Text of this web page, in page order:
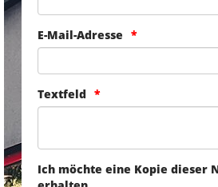
E-Mail-Adresse
Textfeld
Ich möchte eine Kopie dieser